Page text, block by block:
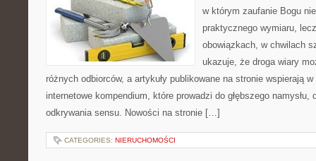
w którym zaufanie Bogu
praktycznego wymiaru,
obowiązkach, w chwilach
ukazuje, że droga wiary
różnych odbiorców, a artykuły publikowane na stronie wspierają w
internetowe kompendium, które prowadzi do głębszego
odkrywania sensu. Nowości na stronie […]
CATEGORIES: NIERUCHOMOŚCI